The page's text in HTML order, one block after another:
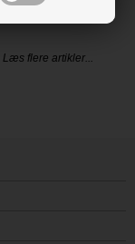
Læs flere artikler...